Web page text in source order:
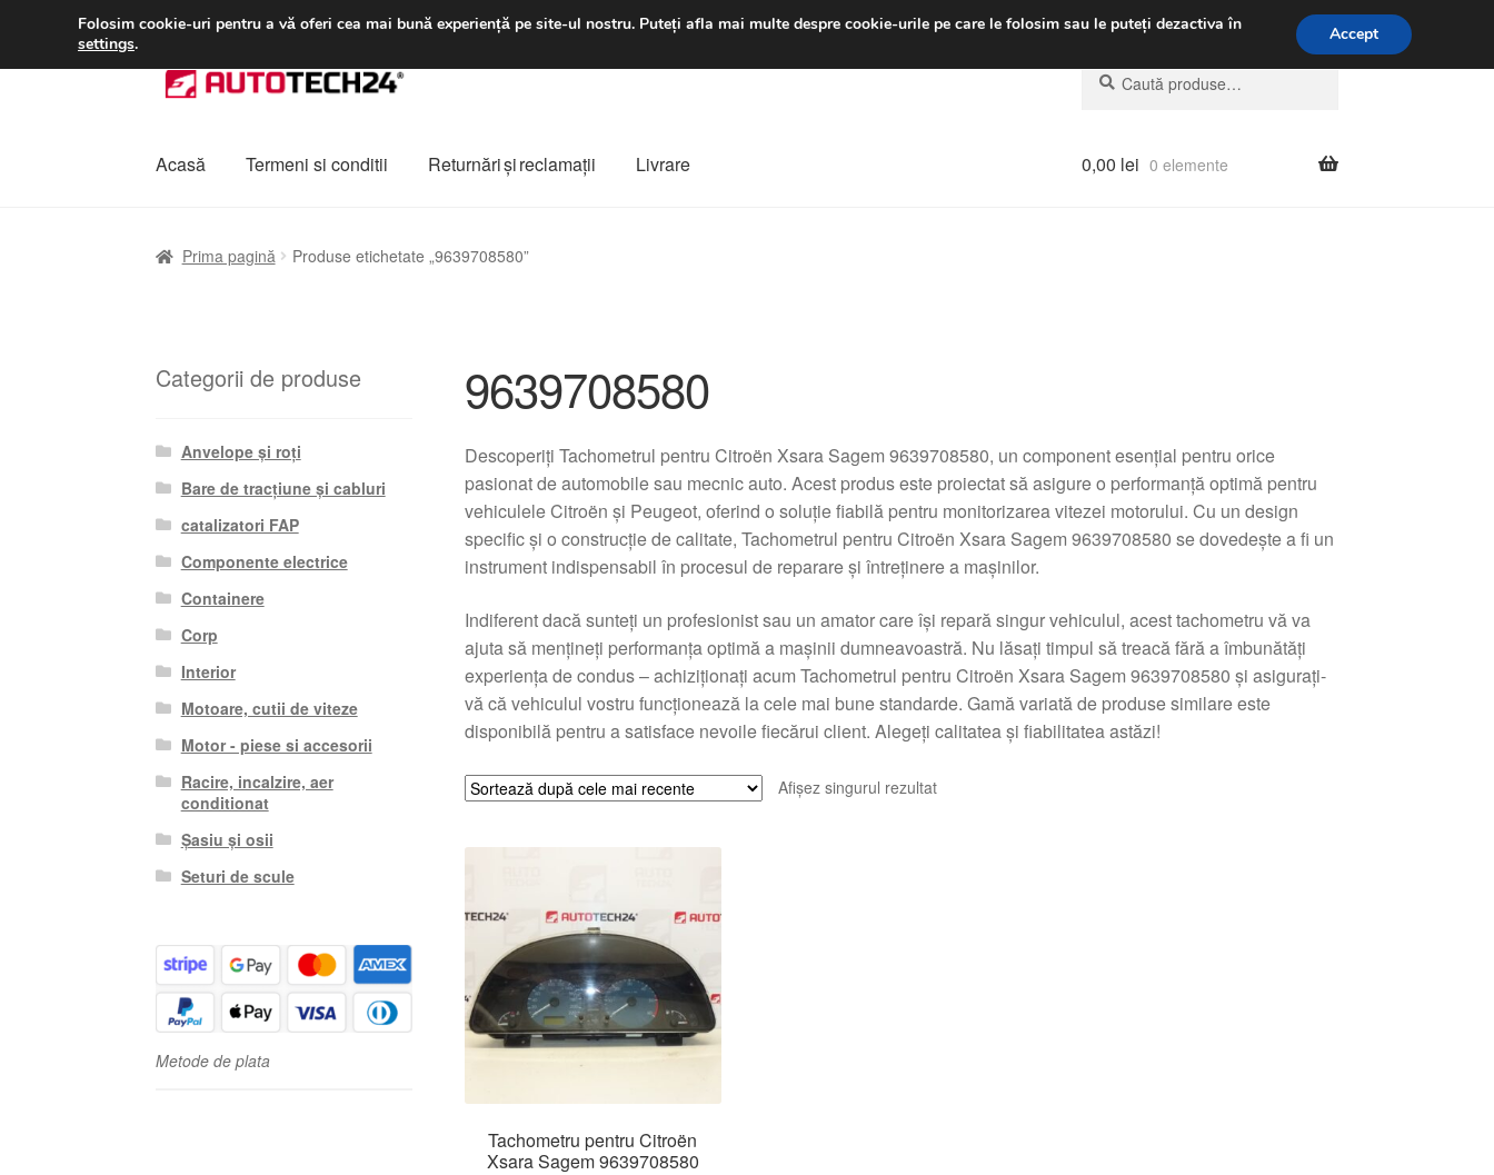
LIVRARE de la 33 lei luni-vineri 9 a.m. - 4 p.m.031 229 6816
Sari
la
Sari
la
Caută
după:
Caută
Acasă Termeni si conditii Returnări şi reclamații Livrare 0,00 lei 0 elemente
Prima pagină Produse etichetate „9639708580”
9639708580
Descoperiți Tachometrul pentru Citroën Xsara Sagem 9639708580, un component esențial pentru orice
pasionat de automobile sau mecnic auto. Acest produs este proiectat să asigure o performanță optimă pentru
vehiculele Citroën și Peugeot, oferind o soluție fiabilă pentru monitorizarea vitezei motorului. Cu un design
specific și o construcție de calitate, Tachometrul pentru Citroën Xsara Sagem 9639708580 se dovedește a fi un
instrument indispensabil în procesul de reparare și întreținere a mașinilor.
Indiferent dacă sunteți un profesionist sau un amator care își repară singur vehiculul, acest tachometru vă va
ajuta să mențineți performanța optimă a mașinii dumneavoastră. Nu lăsați timpul să treacă fără a îmbunătăți
experiența de condus – achiziționați acum Tachometrul pentru Citroën Xsara Sagem 9639708580 și asigurați-
vă că vehiculul vostru funcționează la cele mai bune standarde. Gamă variată de produse similare este
disponibilă pentru a satisface nevoile fiecărui client. Alegeți calitatea și fiabilitatea astăzi!
Afișez singurul rezultat
Tachometru pentru Citroën
Xsara Sagem 9639708580
Categorii de produse
Anvelope și roți
Bare de tracțiune și cabluri
catalizatori FAP
Componente electrice
Containere
Corp
Interior
Motoare, cutii de viteze
Motor - piese si accesorii
Racire, incalzire, aer
conditionat
Șasiu și osii
Seturi de scule
Metode de plata
Folosim cookie-uri pentru a vă oferi cea mai bună experiență pe site-ul nostru. Puteți afla mai multe despre cookie-urile pe care le folosim sau le puteți dezactiva în
settings. Accept